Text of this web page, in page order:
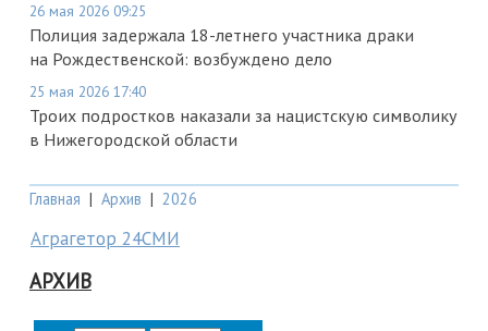
26 мая 2026 09:25
Полиция задержала 18-летнего участника драки
на Рождественской: возбуждено дело
25 мая 2026 17:40
Троих подростков наказали за нацистскую символику
в Нижегородской области
Главная | Архив | 2026
Аграгетор 24СМИ
АРХИВ